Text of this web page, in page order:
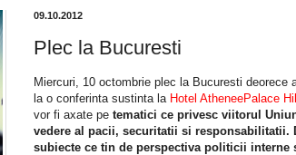
09.10.2012
Plec la Bucuresti
Miercuri, 10 octombrie plec la Bucuresti deorece
la o conferinta sustinta la Hotel AtheneePalace
vor fi axate pe tematici ce privesc viitorul
vedere al pacii, securitatii si responsabilitatii.
subiecte ce tin de perspectiva politicii interne